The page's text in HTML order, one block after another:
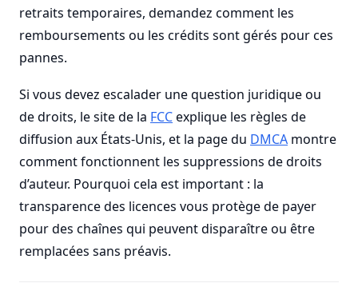
retraits temporaires, demandez comment les
remboursements ou les crédits sont gérés pour ces
pannes.
Si vous devez escalader une question juridique ou
de droits, le site de la FCCexplique les règles de
diffusion aux États-Unis, et la page du DMCA montre
comment fonctionnent les suppressions de droits
d’auteur. Pourquoi cela est important : la
transparence des licences vous protège de payer
pour des chaînes qui peuvent disparaître ou être
remplacées sans préavis.